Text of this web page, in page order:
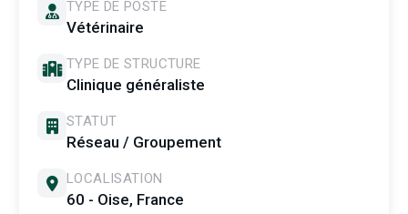
TYPE DE POSTE
Vétérinaire
TYPE DE STRUCTURE
Clinique généraliste
STATUT
Réseau / Groupement
LOCALISATION
60 - Oise, France